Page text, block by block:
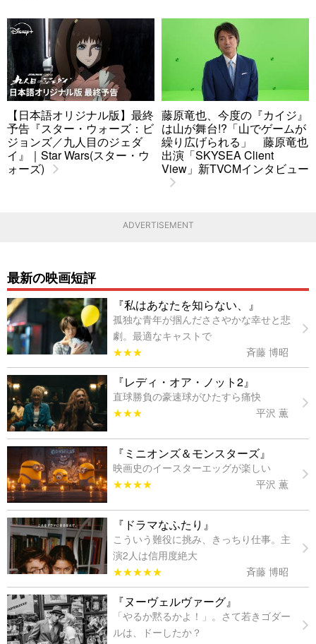
【日本語オリジナル版】最終
予告『スター・ウォーズ：ビ
ジョンズ／九人目のジェダ
イ』｜Star Wars(スター・ウ
ォーズ)
藤原竜也、今度の『カイジ』
は山が舞台!?「山でゲームが
繰り広げられる」 藤原竜也
出演「SKYSEA Client
View」新TVCMインタビュー
ADVERTISEMENT
最新の映画短評
『私はあなたを知らない、』
孤独な青年が掴んだささやかな幸せと悲
劇。最適なキャストで
★★★
斉藤 博昭
『レディ・オア・ノット2』
直球勝負の豪速球がひたすら痛快
★★★
平沢 薫
『ミニオンズ＆モンスターズ』
映画史のイースターエッグが楽しい
★★★★
平沢 薫
『ドラマなふたり』
こういう難役に挑み、きっちり仕事。主
演2人は信用度絶大
★★★★★
斉藤 博昭
『ヌーヴェルヴァーグ』
「やるか黙るかよ！」。さて若きゴダー
ルは、ドーしたか？